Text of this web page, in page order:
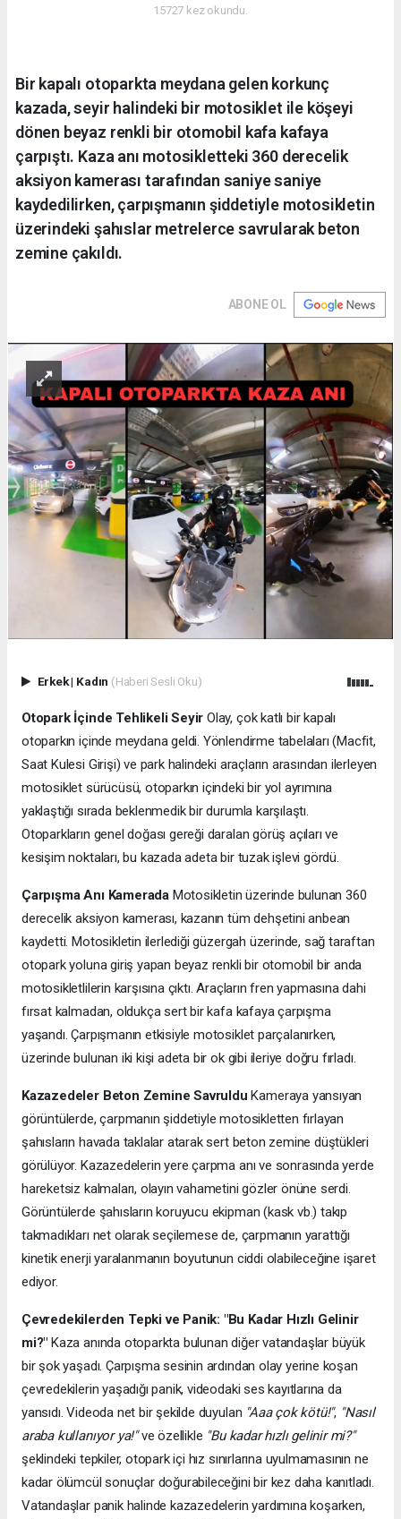
15727 kez okundu.
Bir kapalı otoparkta meydana gelen korkunç
kazada, seyir halindeki bir motosiklet ile köşeyi
dönen beyaz renkli bir otomobil kafa kafaya
çarpıştı. Kaza anı motosikletteki 360 derecelik
aksiyon kamerası tarafından saniye saniye
kaydedilirken, çarpışmanın şiddetiyle motosikletin
üzerindeki şahıslar metrelerce savrularak beton
zemine çakıldı.
ABONE OL
Erkek| Kadın (Haberi Sesli Oku)
Otopark İçinde Tehlikeli Seyir Olay, çok katlı bir kapalı
otoparkın içinde meydana geldi. Yönlendirme tabelaları (Macfit,
Saat Kulesi Girişi) ve park halindeki araçların arasından ilerleyen
motosiklet sürücüsü, otoparkın içindeki bir yol ayrımına
yaklaştığı sırada beklenmedik bir durumla karşılaştı.
Otoparkların genel doğası gereği daralan görüş açıları ve
kesişim noktaları, bu kazada adeta bir tuzak işlevi gördü.
Çarpışma Anı KameradaMotosikletin üzerinde bulunan 360
derecelik aksiyon kamerası, kazanın tüm dehşetini anbean
kaydetti. Motosikletin ilerlediği güzergah üzerinde, sağ taraftan
otopark yoluna giriş yapan beyaz renkli bir otomobil bir anda
motosikletlilerin karşısına çıktı. Araçların fren yapmasına dahi
fırsat kalmadan, oldukça sert bir kafa kafaya çarpışma
yaşandı. Çarpışmanın etkisiyle motosiklet parçalanırken,
üzerinde bulunan iki kişi adeta bir ok gibi ileriye doğru fırladı.
Kazazedeler Beton Zemine Savruldu Kameraya yansıyan
görüntülerde, çarpmanın şiddetiyle motosikletten fırlayan
şahısların havada taklalar atarak sert beton zemine düştükleri
görülüyor. Kazazedelerin yere çarpma anı ve sonrasında yerde
hareketsiz kalmaları, olayın vahametini gözler önüne serdi.
Görüntülerde şahısların koruyucu ekipman (kask vb.) takıp
takmadıkları net olarak seçilemese de, çarpmanın yarattığı
kinetik enerji yaralanmanın boyutunun ciddi olabileceğine işaret
ediyor.
Çevredekilerden Tepki ve Panik: "Bu Kadar Hızlı Gelinir
mi?" Kaza anında otoparkta bulunan diğer vatandaşlar büyük
bir şok yaşadı. Çarpışma sesinin ardından olay yerine koşan
çevredekilerin yaşadığı panik, videodaki ses kayıtlarına da
yansıdı. Videoda net bir şekilde duyulan "Aaa çok kötü!", "Nasıl
araba kullanıyor ya!"ve özellikle "Bu kadar hızlı gelinir mi?"
şeklindeki tepkiler, otopark içi hız sınırlarına uyulmamasının ne
kadar ölümcül sonuçlar doğurabileceğini bir kez daha kanıtladı.
Vatandaşlar panik halinde kazazedelerin yardımına koşarken,